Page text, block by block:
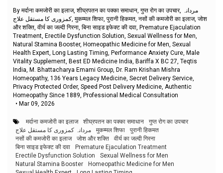
By मर्दाना कमजोरी का इलाज, शीघ्रपतन का पक्का समाधान, गुप्त रोग का उपचार, مردانہ
کمزوری کا مستقل علاج, मुकम्मल शिफा, पुरानी हिकमत, नसों की कमजोरी का इलाज, जोश
और शक्ति, वीर्य का जल्दी गिरना, बिना साइड इफेक्ट की दवा, Premature Ejaculation
Treatment, Erectile Dysfunction Solution, Sexual Wellness for Men,
Natural Stamina Booster, Homeopathic Medicine for Men, Sexual
Health Expert, Long Lasting Timing, Performance Anxiety Cure, Male
Vitality Supplement, Best ED Medicine India, Bariffa X BC 27, Teqtis
India, M. Bhattacharya Emami Group, Dr. Ram Krishan Mishra
Homeopathy, 136 Years Legacy Medicine, Secret Delivery Service,
Privacy Protected Order, Speed Post Delivery Medicine, Authentic
Homeopathy Since 1889, Professional Medical Consultation
• Mar 09, 2026
मर्दाना कमजोरी का इलाज शीघ्रपतन का पक्का समाधान
गुप्त रोग का उपचार
مردانہ کمزوری کا مستقل علاج
मुकम्मल शिफा
पुरानी हिकमत
नसों की कमजोरी का इलाज
जोश और शक्ति
वीर्य का जल्दी गिरना
बिना साइड इफेक्ट की दवा
Premature Ejaculation Treatment
Erectile Dysfunction Solution
Sexual Wellness for Men
Natural Stamina Booster
Homeopathic Medicine for Men